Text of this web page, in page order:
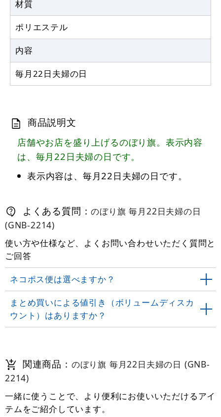
カゴへ
材質
ポリエステル
内容
毎月22日夫婦の日
商品説明文
店舗やお店を盛り上げるのぼり旗。表示内容
は、毎月22日夫婦の日です。
表示内容は、毎月22日夫婦の日です。
よくある質問：のぼり旗 毎月22日夫婦の日
(GNB-2214)
使い方や仕様など、よくお問い合わせいただく質問と
ご回答
ネコポス便は選べますか？
まとめ買いによる値引き（ボリュームディスカ
ウント）はありますか？
関連商品： のぼり旗 毎月22日夫婦の日 (GNB-
2214)
一緒に使うことで、より便利にお使いいただけるアイ
テムをご紹介しています。